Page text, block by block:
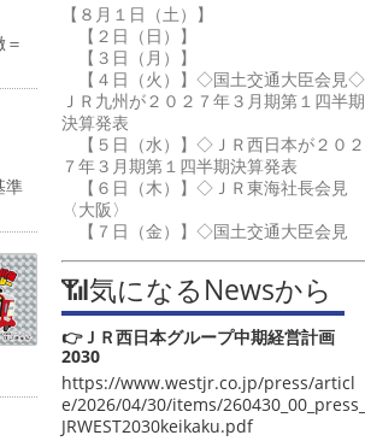
準
【８月１日（土）】
【２日（日）】
【３日（月）】
【４日（火）】◇国土交通大臣会見◇
ＪＲ九州が２０２７年３月期第１四半期
決算発表
【５日（水）】◇ＪＲ西日本が２０２
７年３月期第１四半期決算発表
【６日（木）】◇ＪＲ東海社長会見
〈大阪〉
【７日（金）】◇国土交通大臣会見
📶気になるNewsから
👉ＪＲ西日本グループ中期経営計画
2030
https://www.westjr.co.jp/press/articl
e/2026/04/30/items/260430_00_press_
JRWEST2030keikaku.pdf